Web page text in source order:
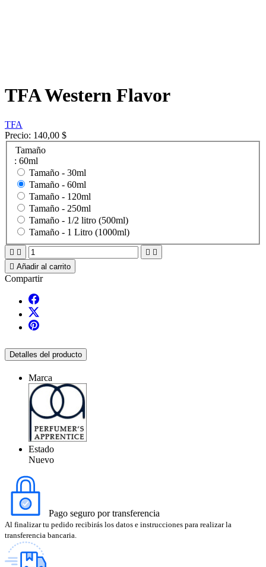
TFA Western Flavor
TFA
Precio: 140,00 $
Tamaño
: 60ml
Tamaño - 30ml
Tamaño - 60ml
Tamaño - 120ml
Tamaño - 250ml
Tamaño - 1/2 litro (500ml)
Tamaño - 1 Litro (1000ml)
   
 Añadir al carrito
Compartir
Detalles del producto
Marca
Estado
Nuevo
Pago seguro por transferencia
Al finalizar tu pedido recibirás los datos e instrucciones para realizar la
transferencia bancaria.